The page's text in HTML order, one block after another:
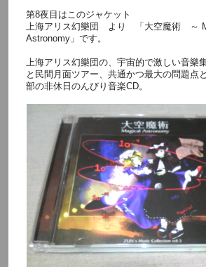
第8夜目はこのジャケット
上海アリス幻樂団 より 「大空魔術 ～
Astronomy」です。
上海アリス幻樂団の、宇宙的で激しい音
と民間月面ツアー、共通かつ最大の問題
部の非休日のんびり音楽CD。